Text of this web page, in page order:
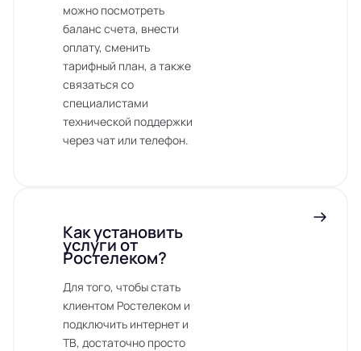
можно посмотреть
баланс счета, внести
оплату, сменить
тарифный план, а также
связаться со
специалистами
технической поддержки
через чат или телефон.
Как установить
услуги от
Ростелеком?
Для того, чтобы стать
клиентом Ростелеком и
подключить интернет и
ТВ, достаточно просто